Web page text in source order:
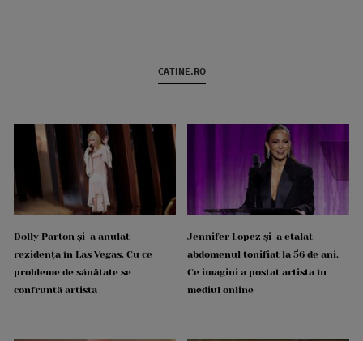
CATINE.RO
Dolly Parton și-a anulat
rezidența în Las Vegas. Cu ce
probleme de sănătate se
confruntă artista
Jennifer Lopez și-a etalat
abdomenul tonifiat la 56 de ani.
Ce imagini a postat artista în
mediul online